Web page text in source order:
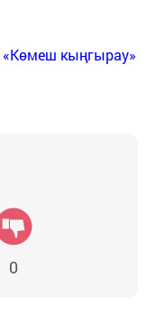
«Көмеш кыңгырау»
0